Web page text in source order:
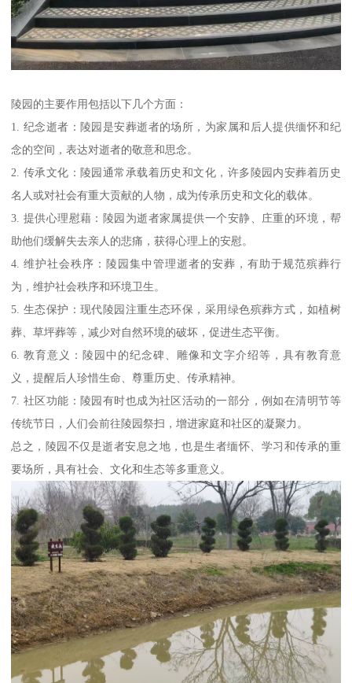
陵园的主要作用包括以下几个方面：
1. 纪念逝者：陵园是安葬逝者的场所，为家属和后人提供缅怀和纪
念的空间，表达对逝者的敬意和思念。
2. 传承文化：陵园通常承载着历史和文化，许多陵园内安葬着历史
名人或对社会有重大贡献的人物，成为传承历史和文化的载体。
3. 提供心理慰藉：陵园为逝者家属提供一个安静、庄重的环境，帮
助他们缓解失去亲人的悲痛，获得心理上的安慰。
4. 维护社会秩序：陵园集中管理逝者的安葬，有助于规范殡葬行
为，维护社会秩序和环境卫生。
5. 生态保护：现代陵园注重生态环保，采用绿色殡葬方式，如植树
葬、草坪葬等，减少对自然环境的破坏，促进生态平衡。
6. 教育意义：陵园中的纪念碑、雕像和文字介绍等，具有教育意
义，提醒后人珍惜生命、尊重历史、传承精神。
7. 社区功能：陵园有时也成为社区活动的一部分，例如在清明节等
传统节日，人们会前往陵园祭扫，增进家庭和社区的凝聚力。
总之，陵园不仅是逝者安息之地，也是生者缅怀、学习和传承的重
要场所，具有社会、文化和生态等多重意义。